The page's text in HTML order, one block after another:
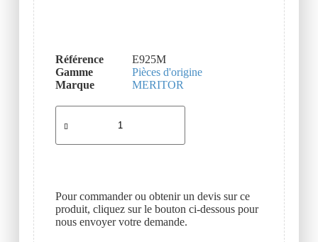
Référence
E925M
Gamme
Pièces d'origine
Marque
MERITOR
Pour commander ou obtenir un devis sur ce
produit, cliquez sur le bouton ci-dessous pour
nous envoyer votre demande.